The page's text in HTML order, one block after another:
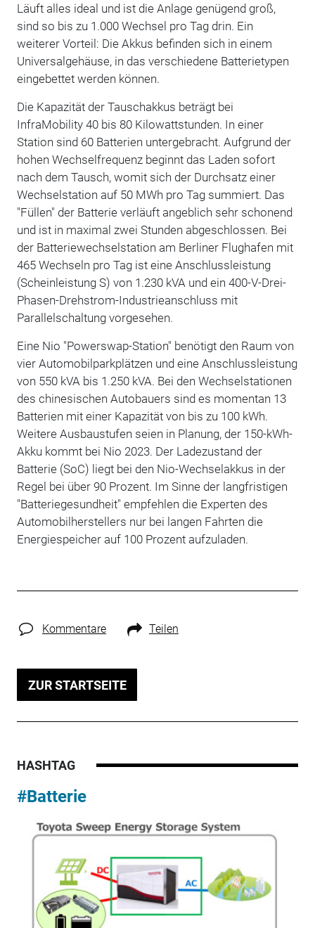
Läuft alles ideal und ist die Anlage genügend groß,
sind so bis zu 1.000 Wechsel pro Tag drin. Ein
weiterer Vorteil: Die Akkus befinden sich in einem
Universalgehäuse, in das verschiedene Batterietypen
eingebettet werden können.
Die Kapazität der Tauschakkus beträgt bei
InfraMobility 40 bis 80 Kilowattstunden. In einer
Station sind 60 Batterien untergebracht. Aufgrund der
hohen Wechselfrequenz beginnt das Laden sofort
nach dem Tausch, womit sich der Durchsatz einer
Wechselstation auf 50 MWh pro Tag summiert. Das
"Füllen" der Batterie verläuft angeblich sehr schonend
und ist in maximal zwei Stunden abgeschlossen. Bei
der Batteriewechselstation am Berliner Flughafen mit
465 Wechseln pro Tag ist eine Anschlussleistung
(Scheinleistung S) von 1.230 kVA und ein 400-V-Drei-
Phasen-Drehstrom-Industrieanschluss mit
Parallelschaltung vorgesehen.
Eine Nio "Powerswap-Station" benötigt den Raum von
vier Automobilparkplätzen und eine Anschlussleistung
von 550 kVA bis 1.250 kVA. Bei den Wechselstationen
des chinesischen Autobauers sind es momentan 13
Batterien mit einer Kapazität von bis zu 100 kWh.
Weitere Ausbaustufen seien in Planung, der 150-kWh-
Akku kommt bei Nio 2023. Der Ladezustand der
Batterie (SoC) liegt bei den Nio-Wechselakkus in der
Regel bei über 90 Prozent. Im Sinne der langfristigen
"Batteriegesundheit" empfehlen die Experten des
Automobilherstellers nur bei langen Fahrten die
Energiespeicher auf 100 Prozent aufzuladen.
Kommentare Teilen
ZUR STARTSEITE
HASHTAG
#Batterie